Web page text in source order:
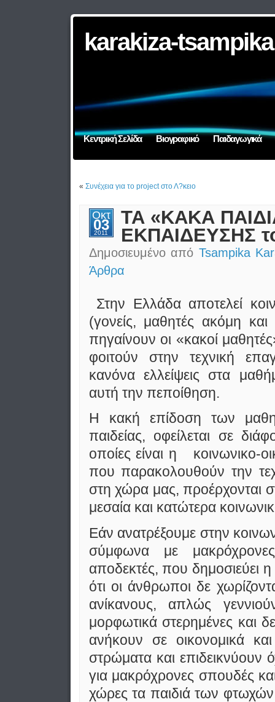
karakiza-tsampika
Κεντρική Σελίδα Βιογραφικό Παιδαγωγικά
« Συνέχεια για το project στο Λ?κειο
Οκτ
03
2011
ΤΑ «ΚΑΚΑ
ΕΚΠΑΙΔΕΥΣΗΣ
Δημοσιευμένο από Tsampika
Άρθρα
Στην Ελλάδα αποτελεί
(γονείς, μαθητές ακόμη
πηγαίνουν οι «κακοί
φοιτούν στην τεχνική
κανόνα ελλείψεις στα
αυτή την πεποίθηση.
Η κακή επίδοση των
παιδείας, οφείλεται σε
οποίες είναι η κοινωνικο-
που παρακολουθούν την
στη χώρα μας, προέρχονται
μεσαία και κατώτερα
Εάν ανατρέξουμε στην
σύμφωνα με μακρόχρονες
αποδεκτές, που δημοσιεύει
ότι οι άνθρωποι δε
ανίκανους, απλώς
μορφωτικά στερημένες και
ανήκουν σε οικονομικά
στρώματα και επιδεικνύουν
για μακρόχρονες σπουδές
χώρες τα παιδιά των